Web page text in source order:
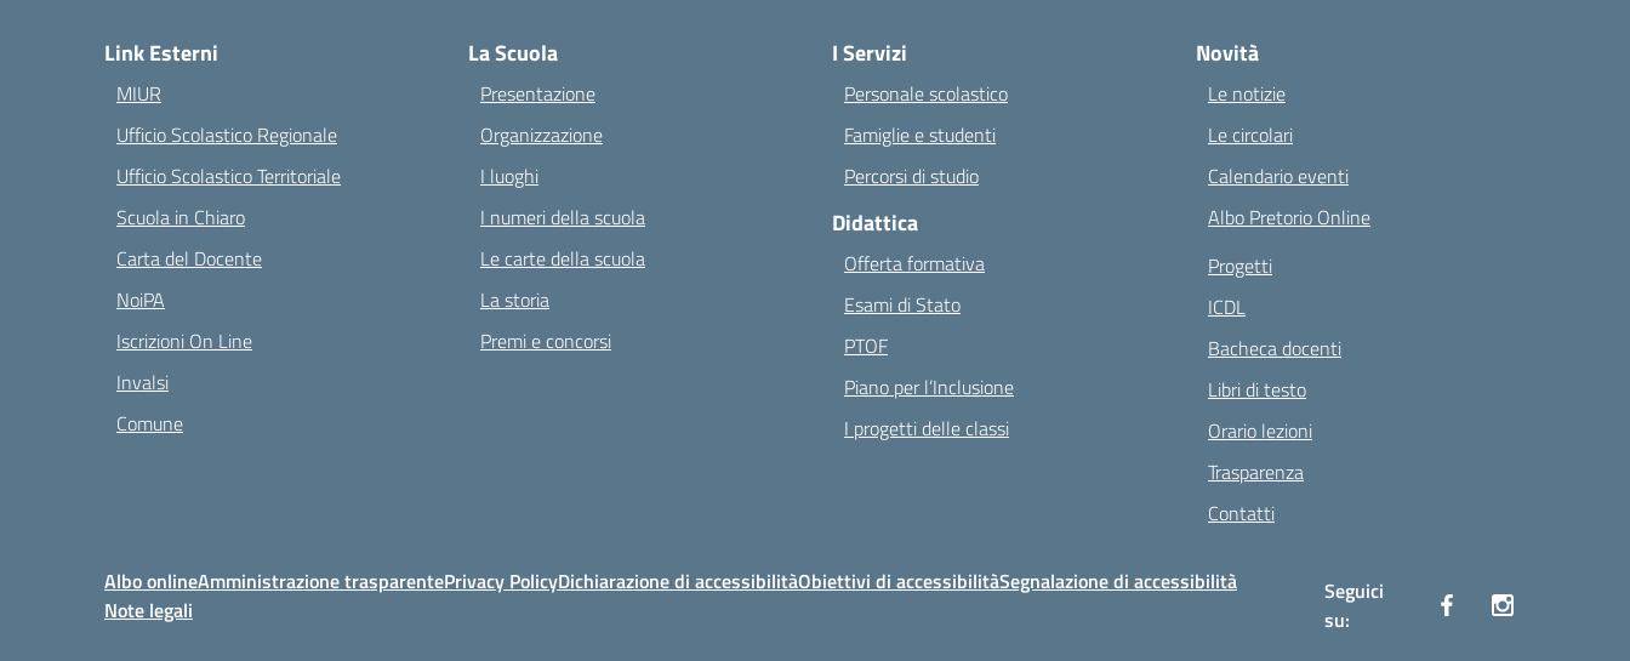
Link Esterni
MIUR
Ufficio Scolastico Regionale
Ufficio Scolastico Territoriale
Scuola in Chiaro
Carta del Docente
NoiPA
Iscrizioni On Line
Invalsi
Comune
La Scuola
Presentazione
Organizzazione
I luoghi
I numeri della scuola
Le carte della scuola
La storia
Premi e concorsi
I Servizi
Personale scolastico
Famiglie e studenti
Percorsi di studio
Didattica
Offerta formativa
Esami di Stato
PTOF
Piano per l’Inclusione
I progetti delle classi
Novità
Le notizie
Le circolari
Calendario eventi
Albo Pretorio Online
Progetti
ICDL
Bacheca docenti
Libri di testo
Orario lezioni
Trasparenza
Contatti
Albo onlineAmministrazione trasparentePrivacy PolicyDichiarazione di accessibilitàObiettivi di accessibilitàSegnalazione di accessibilità
Note legali
Seguici
su: